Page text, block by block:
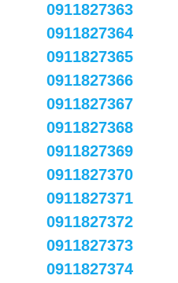
0911827363
0911827364
0911827365
0911827366
0911827367
0911827368
0911827369
0911827370
0911827371
0911827372
0911827373
0911827374